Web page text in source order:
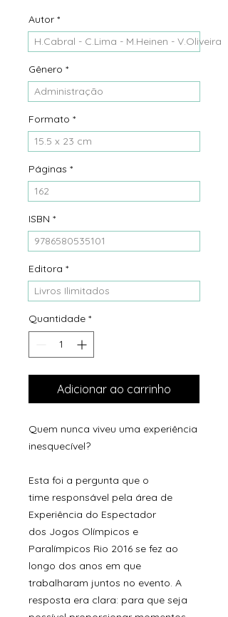
Autor *
H.Cabral - C.Lima - M.Heinen - V.Oliveira
Gênero *
Administração
Formato *
15.5 x 23 cm
Páginas *
162
ISBN *
9786580535101
Editora *
Livros Ilimitados
Quantidade *
Adicionar ao carrinho
Quem nunca viveu uma experiência
inesquecível?
Esta foi a pergunta que o
time responsável pela área de
Experiência do Espectador
dos Jogos Olímpicos e
Paralímpicos Rio 2016 se fez ao
longo dos anos em que
trabalharam juntos no evento. A
resposta era clara: para que seja